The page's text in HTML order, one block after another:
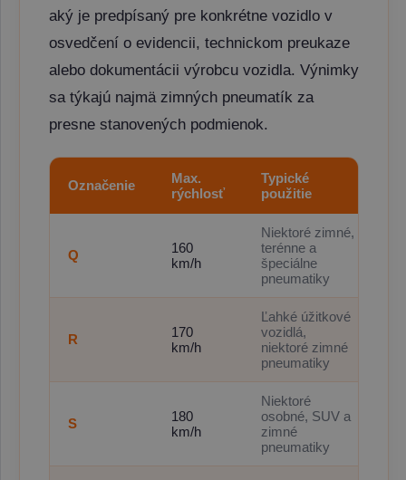
aký je predpísaný pre konkrétne vozidlo v
osvedčení o evidencii, technickom preukaze
alebo dokumentácii výrobcu vozidla. Výnimky
sa týkajú najmä zimných pneumatík za
presne stanovených podmienok.
Označenie
Max.
rýchlosť
Typické
použitie
Q
160
km/h
Niektoré zimné,
terénne a
špeciálne
pneumatiky
R
170
km/h
Ľahké úžitkové
vozidlá,
niektoré zimné
pneumatiky
S
180
km/h
Niektoré
osobné, SUV a
zimné
pneumatiky